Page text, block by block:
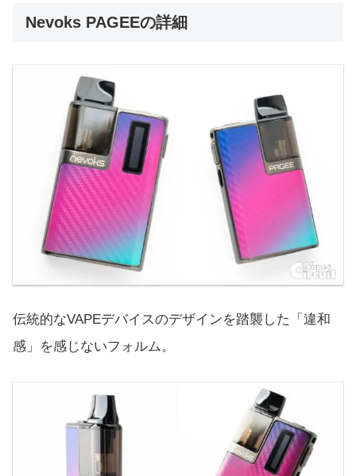
Nevoks PAGEEの詳細
伝統的なVAPEデバイスのデザインを踏襲した「違和
感」を感じないフォルム。